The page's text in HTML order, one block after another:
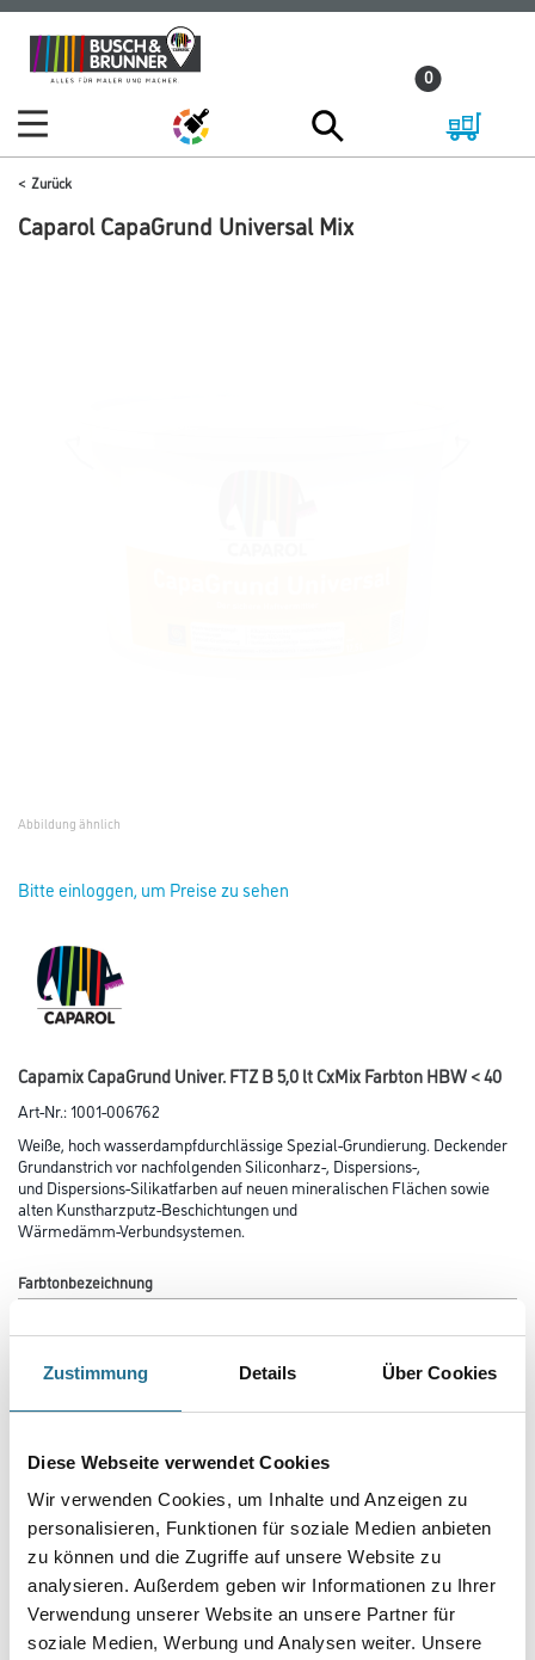
Zustimmung Details Über Cookies
Diese Webseite verwendet Cookies
Wir verwenden Cookies, um Inhalte und Anzeigen zu
personalisieren, Funktionen für soziale Medien anbieten
zu können und die Zugriffe auf unsere Website zu
analysieren. Außerdem geben wir Informationen zu Ihrer
Verwendung unserer Website an unsere Partner für
soziale Medien, Werbung und Analysen weiter. Unsere
Zum
Inhalt
Zum
Navigationsmenü
0
Zurück
Caparol CapaGrund Universal Mix
Abbildung ähnlich
Bitte einloggen, um Preise zu sehen
Capamix CapaGrund Univer. FTZ B 5,0 lt CxMix Farbton HBW < 40
Art-Nr.:1001-006762
Weiße, hoch wasserdampfdurchlässige Spezial-Grundierung. Deckender
Grundanstrich vor nachfolgenden Siliconharz-, Dispersions-,
und Dispersions-Silikatfarben auf neuen mineralischen Flächen sowie
alten Kunstharzputz-Beschichtungen und
Wärmedämm-Verbundsystemen.
Farbtonbezeichnung
Glanzgrad
Gebinde
Umrechnungsfaktoren